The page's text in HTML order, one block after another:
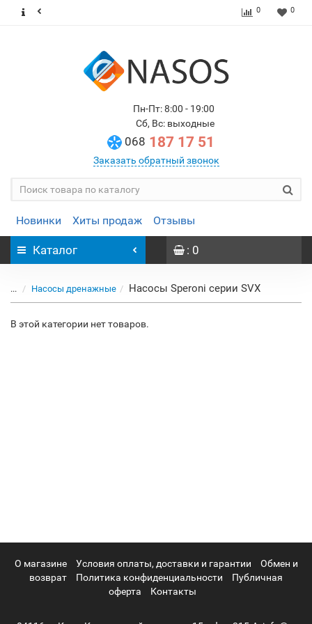
0 0
Пн-Пт: 8:00 - 19:00
Сб, Вс: выходные
068 187 17 51
Заказать обратный звонок
Новинки Хиты продаж Отзывы
Каталог : 0
... Насосы дренажные Насосы Speroni серии SVX
В этой категории нет товаров.
О магазине Условия оплаты, доставки и гарантии
Обмен и
возврат
Политика конфиденциальности
Публичная
оферта
Контакты